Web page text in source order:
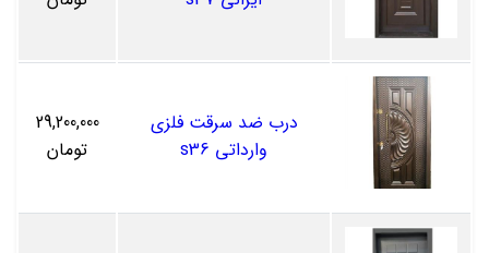
درب ضد سرقت فلزی
وارداتی s36
29,200,000
تومان